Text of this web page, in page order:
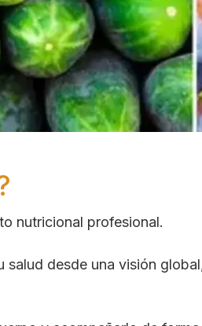
nutricional profesional.
desde una visión